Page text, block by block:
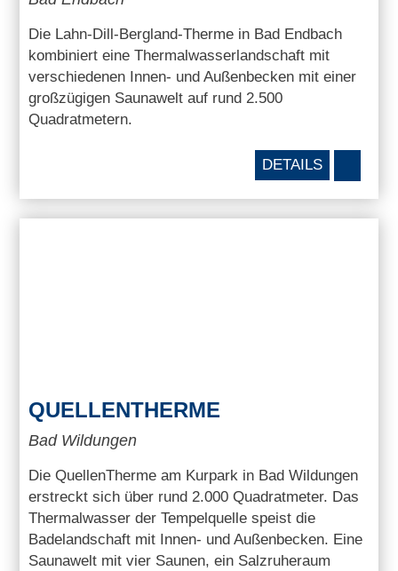
Die Lahn-Dill-Bergland-Therme in Bad Endbach
kombiniert eine Thermalwasserlandschaft mit
verschiedenen Innen- und Außenbecken mit einer
großzügigen Saunawelt auf rund 2.500
Quadratmetern.
DETAILS
QUELLENTHERME
Bad Wildungen
Die QuellenTherme am Kurpark in Bad Wildungen
erstreckt sich über rund 2.000 Quadratmeter. Das
Thermalwasser der Tempelquelle speist die
Badelandschaft mit Innen- und Außenbecken. Eine
Saunawelt mit vier Saunen, ein Salzruheraum